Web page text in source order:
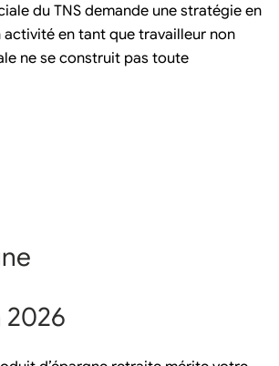
du TNS demande une stratégie en
en tant que travailleur non
ne se construit pas toute
2026